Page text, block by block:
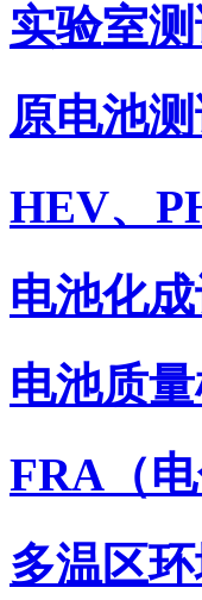
实验室
原电池
HEV、
电池化
电池质
FRA（
多温区